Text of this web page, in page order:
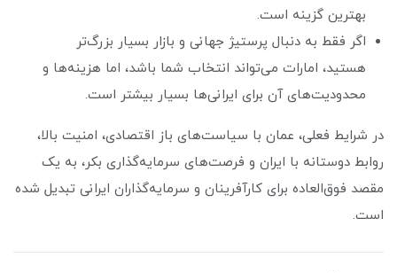
بهترین گزینه است.
اگر فقط به دنبال پرستیژ جهانی و بازار بسیار بزرگ‌تر
هستید، امارات می‌تواند انتخاب شما باشد، اما هزینه‌ها و
محدودیت‌های آن برای ایرانی‌ها بسیار بیشتر است.
در شرایط فعلی، عمان با سیاست‌های باز اقتصادی، امنیت بالا،
روابط دوستانه با ایران و فرصت‌های سرمایه‌گذاری بکر، به یک
مقصد فوق‌العاده برای کارآفرینان و سرمایه‌گذاران ایرانی تبدیل شده
است.